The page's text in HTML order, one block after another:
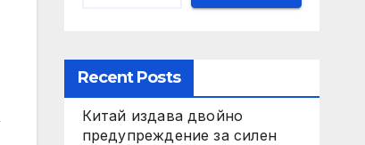
Recent Posts
Китай издава двойно
предупреждение за силен